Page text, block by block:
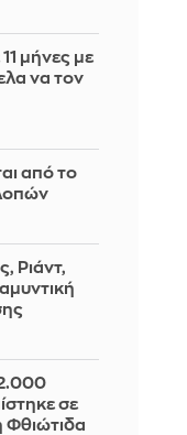
μήνες με
να τον
από το
Ριάντ,
σε
Φθιώτιδα